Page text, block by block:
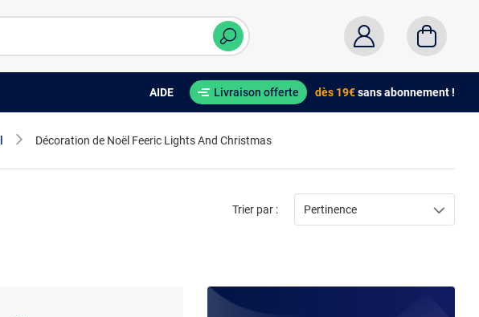
AIDE Livraison offerte dès 19€sans abonnement !
Décoration de Noël Feeric Lights And Christmas
Trier par : Pertinence